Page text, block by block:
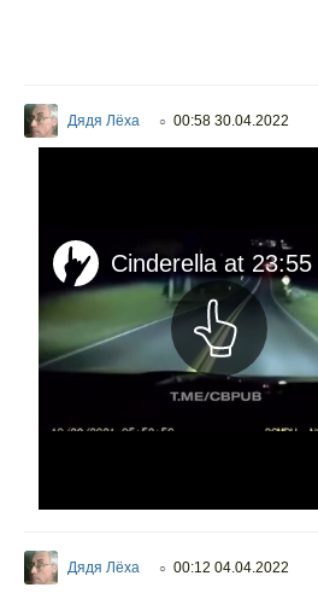
Дядя Лёха ○ 00:58 30.04.2022
Дядя Лёха ○ 00:12 04.04.2022